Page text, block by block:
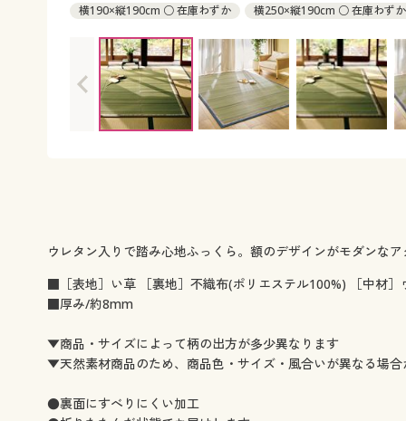
横190×縦190cm ○ 在庫わずか 横250×縦190cm ○ 在庫わずか
ウレタン入りで踏み心地ふっくら。額のデザインがモダンな
■［表地］い草 ［裏地］不織布(ポリエステル100%) ［中材］
■厚み/約8mm
▼商品・サイズによって柄の出方が多少異なります
▼天然素材商品のため、商品色・サイズ・風合いが異なる場合
●裏面にすべりにくい加工